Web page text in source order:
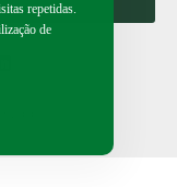
repetidas.
de